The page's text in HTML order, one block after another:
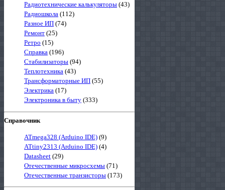
Радиотехнические калькуляторы (43)
Радиошкола (112)
Разное ИП (74)
Ремонт (25)
Ретро (15)
Справка (196)
Стабилизаторы (94)
Теплотехника (43)
Трансформаторные ИП (55)
Электрика (17)
Электроника в быту (333)
Справочник
ATmega328 (Arduino IDE) (9)
ATtiny2313 (Arduino IDE) (4)
Datasheet (29)
Отечественные микросхемы (71)
Отечественные транзисторы (173)